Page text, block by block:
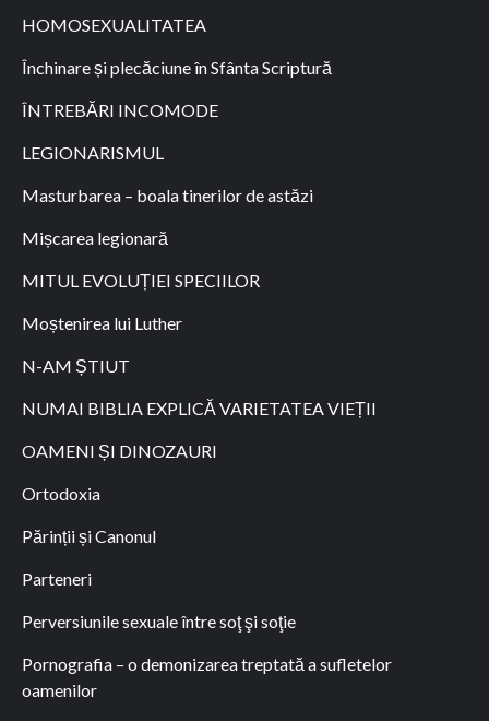
HOMOSEXUALITATEA
Închinare și plecăciune în Sfânta Scriptură
ÎNTREBĂRI INCOMODE
LEGIONARISMUL
Masturbarea – boala tinerilor de astăzi
Mișcarea legionară
MITUL EVOLUȚIEI SPECIILOR
Moștenirea lui Luther
N-AM ȘTIUT
NUMAI BIBLIA EXPLICĂ VARIETATEA VIEȚII
OAMENI ȘI DINOZAURI
Ortodoxia
Părinții și Canonul
Parteneri
Perversiunile sexuale între soţ şi soţie
Pornografia – o demonizarea treptată a sufletelor
oamenilor